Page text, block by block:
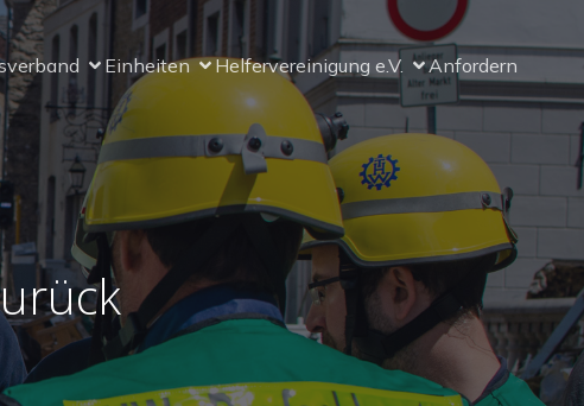
Einheiten Helfervereinigung e.V. Anfordern